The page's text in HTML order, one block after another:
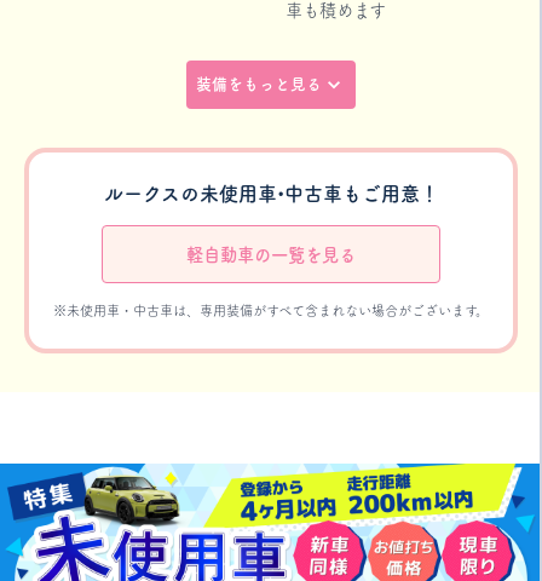
車も積めます
装備をもっと見る
ルークスの未使用車•中古車もご用意！
軽自動車の一覧を見る
※未使用車・中古車は、専用装備がすべて含まれない場合がございます。